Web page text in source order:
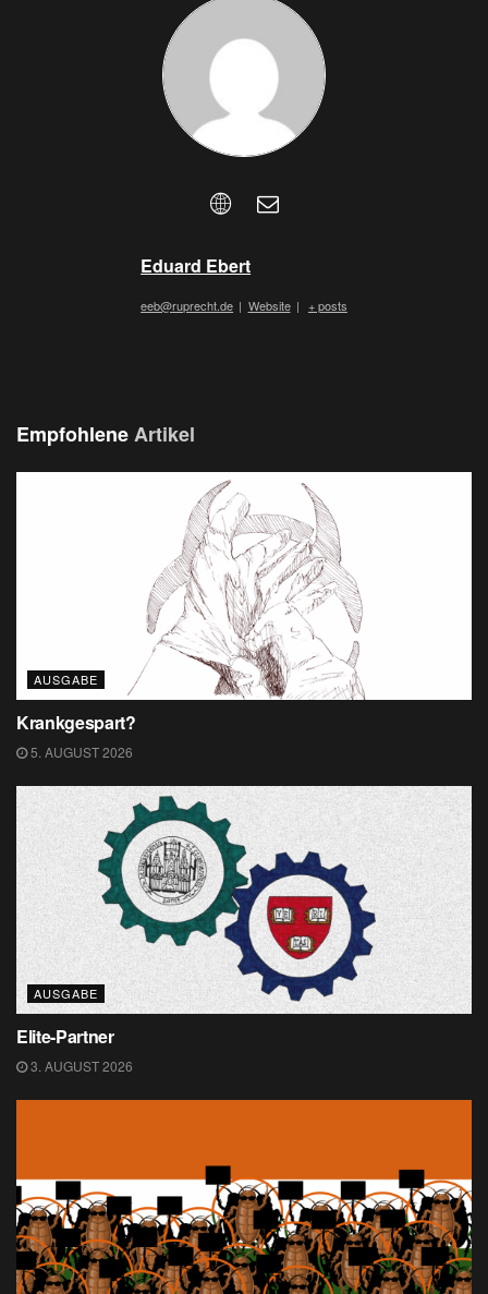
Eduard Ebert
eeb@ruprecht.de | Website | + posts
EmpfohleneArtikel
AUSGABE
Krankgespart?
5. AUGUST 2026
AUSGABE
Elite-Partner
3. AUGUST 2026